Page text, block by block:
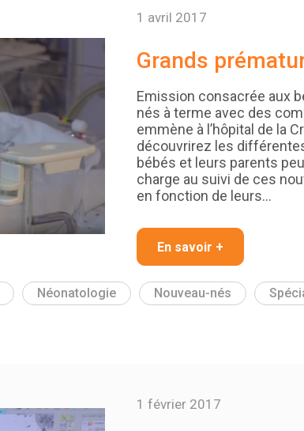
1 avril 2017
Grands
Emission consacrée aux
nés à terme avec des
emmène à l’hôpital de la
découvrirez les
bébés et leurs parents
charge au suivi de ces
en fonction de leurs…
En savoir +
Néonatologie Nouveau-nés
1 février 2017